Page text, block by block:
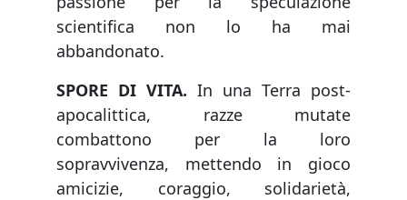
scientifica non lo ha mai
abbandonato.
SPORE DI VITA. In una Terra post-
apocalittica, razze mutate
combattono per la loro
sopravvivenza, mettendo in gioco
amicizie, coraggio, solidarietà,